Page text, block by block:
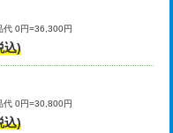
代 0円=36,300円
込)
代 0円=30,800円
込)